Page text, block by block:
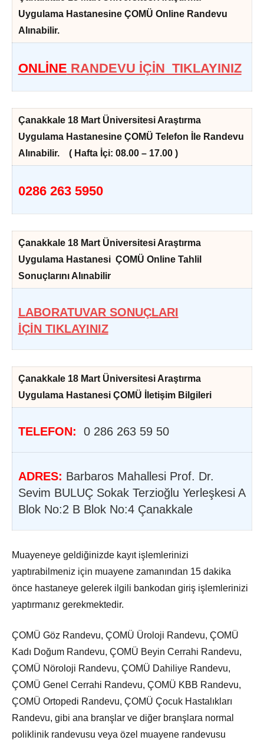
Uygulama Hastanesine ÇOMÜ Online Randevu
Alınabilir.
ONLİNE RANDEVU İÇİN TIKLAYINIZ
Çanakkale 18 Mart Üniversitesi Araştırma
Uygulama Hastanesine ÇOMÜ Telefon İle Randevu
Alınabilir. ( Hafta İçi: 08.00 – 17.00 )
0286 263 5950
Çanakkale 18 Mart Üniversitesi Araştırma
Uygulama Hastanesi ÇOMÜ Online Tahlil
Sonuçlarını Alınabilir
LABORATUVAR SONUÇLARI
İÇİN TIKLAYINIZ
Çanakkale 18 Mart Üniversitesi Araştırma
Uygulama Hastanesi ÇOMÜ İletişim Bilgileri
TELEFON: 0 286 263 59 50
ADRES: Barbaros Mahallesi Prof. Dr.
Sevim BULUÇ Sokak Terzioğlu Yerleşkesi A
Blok No:2 B Blok No:4 Çanakkale
Muayeneye geldiğinizde kayıt işlemlerinizi
yaptırabilmeniz için muayene zamanından 15 dakika
önce hastaneye gelerek ilgili bankodan giriş işlemlerinizi
yaptırmanız gerekmektedir.
ÇOMÜ Göz Randevu, ÇOMÜ Üroloji Randevu, ÇOMÜ
Kadı Doğum Randevu, ÇOMÜ Beyin Cerrahi Randevu,
ÇOMÜ Nöroloji Randevu, ÇOMÜ Dahiliye Randevu,
ÇOMÜ Genel Cerrahi Randevu, ÇOMÜ KBB Randevu,
ÇOMÜ Ortopedi Randevu, ÇOMÜ Çocuk Hastalıkları
Randevu, gibi ana branşlar ve diğer branşlara normal
poliklinik randevusu veya özel muayene randevusu